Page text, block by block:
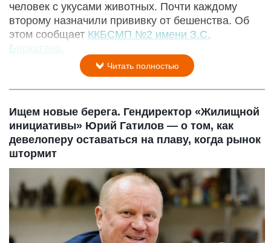
человек с укусами животных. Почти каждому
второму назначили прививку от бешенства. Об
этом сообщает ККБСМП №2 имени З.С.
Баркагана.
Читать полностью
Ищем новые берега. Гендиректор «Жилищной
инициативы» Юрий Гатилов — о том, как
девелоперу оставаться на плаву, когда рынок
штормит